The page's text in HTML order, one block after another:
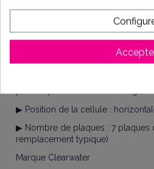
Caractéristiques techniques
▶ Modèle compatible : Zodiac /
(électrolyseurs au sel)
▶ Référence fabricant : R0759100
polarité pour réduire l’entartrage
▶ Position de la cellule :
▶ Nombre de plaques : 7 plaques
remplacement typique)
Marque Clearwater